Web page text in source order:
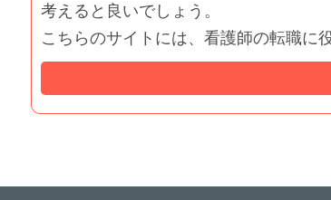
考えると良いでしょう。
こちらのサイトには、看護師の転職に